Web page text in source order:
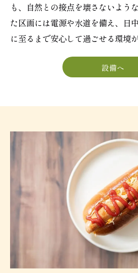
も、自然との接点を壊さないよう
た区画には電源や水道を備え、日
に至るまで安心して過ごせる環境
設備へ